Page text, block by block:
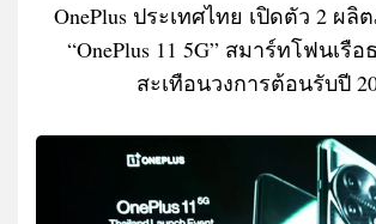
OnePlus ประเทศไทย เปิดตัว 2 ผ
“OnePlus 11 5G” สมาร์ทโฟนเรื
สะเทือนวงการต้อนรับปี